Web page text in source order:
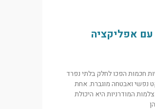
אפליקציה
חכמות הפכו לחלק בלתי נפרד
נפשי ואבטחה מוגברת. אחת
המודרניות היא היכולת